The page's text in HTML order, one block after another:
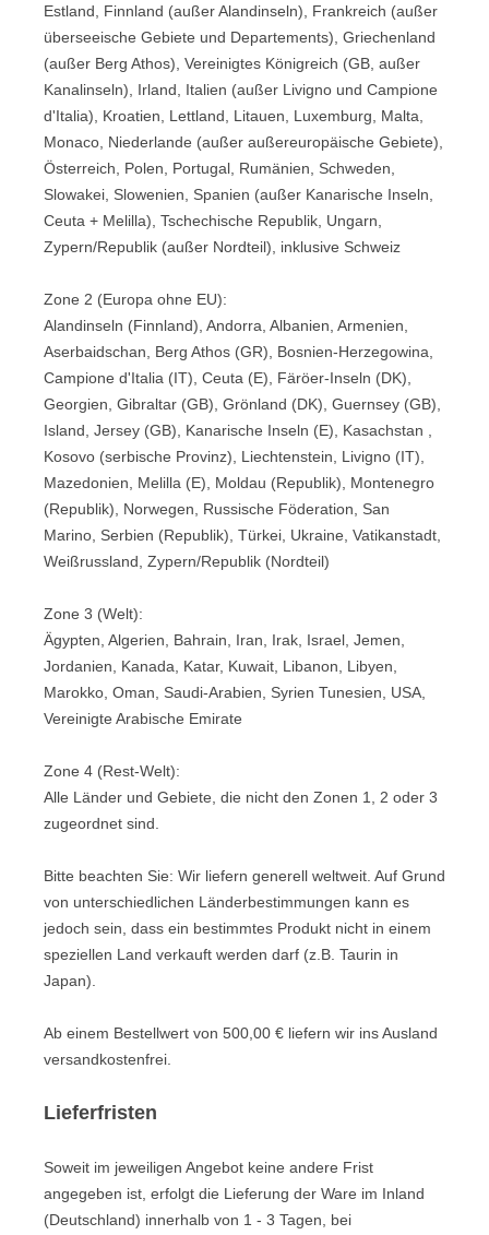
Estland, Finnland (außer Alandinseln), Frankreich (außer
überseeische Gebiete und Departements), Griechenland
(außer Berg Athos), Vereinigtes Königreich (GB, außer
Kanalinseln), Irland, Italien (außer Livigno und Campione
d'Italia), Kroatien, Lettland, Litauen, Luxemburg, Malta,
Monaco, Niederlande (außer außereuropäische Gebiete),
Österreich, Polen, Portugal, Rumänien, Schweden,
Slowakei, Slowenien, Spanien (außer Kanarische Inseln,
Ceuta + Melilla), Tschechische Republik, Ungarn,
Zypern/Republik (außer Nordteil), inklusive Schweiz
Zone 2 (Europa ohne EU):
Alandinseln (Finnland), Andorra, Albanien, Armenien,
Aserbaidschan, Berg Athos (GR), Bosnien-Herzegowina,
Campione d'Italia (IT), Ceuta (E), Färöer-Inseln (DK),
Georgien, Gibraltar (GB), Grönland (DK), Guernsey (GB),
Island, Jersey (GB), Kanarische Inseln (E), Kasachstan ,
Kosovo (serbische Provinz), Liechtenstein, Livigno (IT),
Mazedonien, Melilla (E), Moldau (Republik), Montenegro
(Republik), Norwegen, Russische Föderation, San
Marino, Serbien (Republik), Türkei, Ukraine, Vatikanstadt,
Weißrussland, Zypern/Republik (Nordteil)
Zone 3 (Welt):
Ägypten, Algerien, Bahrain, Iran, Irak, Israel, Jemen,
Jordanien, Kanada, Katar, Kuwait, Libanon, Libyen,
Marokko, Oman, Saudi-Arabien, Syrien Tunesien, USA,
Vereinigte Arabische Emirate
Zone 4 (Rest-Welt):
Alle Länder und Gebiete, die nicht den Zonen 1, 2 oder 3
zugeordnet sind.
Bitte beachten Sie: Wir liefern generell weltweit. Auf Grund
von unterschiedlichen Länderbestimmungen kann es
jedoch sein, dass ein bestimmtes Produkt nicht in einem
speziellen Land verkauft werden darf (z.B. Taurin in
Japan).
Ab einem Bestellwert von 500,00 € liefern wir ins Ausland
versandkostenfrei.
Lieferfristen
Soweit im jeweiligen Angebot keine andere Frist
angegeben ist, erfolgt die Lieferung der Ware im Inland
(Deutschland) innerhalb von 1 - 3 Tagen, bei